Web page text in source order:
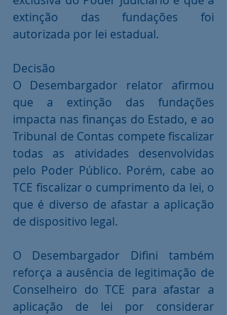
extinção das fundações foi
autorizada por lei estadual.
Decisão
O Desembargador relator afirmou
que a extinção das fundações
impacta nas finanças do Estado, e ao
Tribunal de Contas compete fiscalizar
todas as atividades desenvolvidas
pelo Poder Público. Porém, cabe ao
TCE fiscalizar o cumprimento da lei, o
que é diverso de afastar a aplicação
de dispositivo legal.
O Desembargador Difini também
reforça a ausência de legitimação de
Conselheiro do TCE para afastar a
aplicação de lei por considerar